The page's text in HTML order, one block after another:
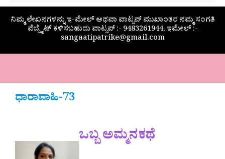
ನಿಮ್ಮ ಲೇಖನಗಳನ್ನು ಇ-ಮೇಲ್ ಅಥವಾ ವಾಟ್ಸಪ್ ಮುಖಾಂತರ ನಮ್ಮ ಸಂಗತಿ
ವೆಬ್ಸೈಟ್ ಕಳಿಸಬಹುದು ವಾಟ್ಸಪ್‌ :- 9483261944, ಇಮೇಲ್ :-
sangaatipatrike@gmail.com
ಧಾರಾವಾಹಿ-73
ಒಬ್ಬ ಅಮ್ಮನಕಥೆ